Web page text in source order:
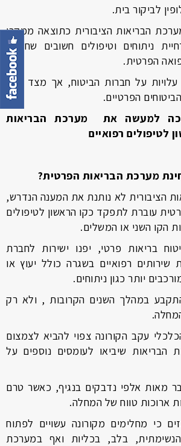
לביקור בית.
הבריאות הציבורית כתוצאה ממקרי
ניתוחים וטיפולים חשובים שחלקם
הפרטית.
על חברות הביטוח, אך מצד שני,
הפרטיים.
למעשה את מערכת הבריאות
לטיפולים רפואיים
מערכת הבריאות הפרטית?
הציבורית לא נותנת את המענה הנדרש,
עוברת לתפקד כקו הראשון לטיפולים
הקו השני או המשלים.
בריאות פרטי, יפנו ישירות לחברת
שירותים רפואיים בשגרה כולל יעוץ או
יותר כגון ניתוחים.
במהלך השנים הקרובות , ולא רק
עקב הקורונה צפוי להביא לצמצום
הבריאות שיביאו לעומסים נוספים על
מאות אלפי נדבקים בנגיף, כאשר טרם
ארוכות טווח של המחלה.
כי מחלימים מקורונה עשויים לפתוח
בלב, בכליות ואף במערכת